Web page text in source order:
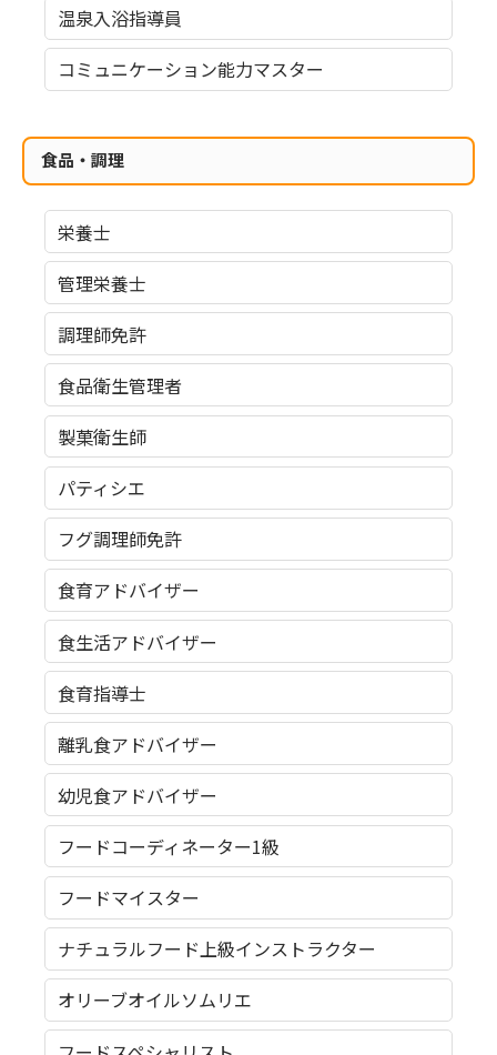
温泉入浴指導員
コミュニケーション能力マスター
食品・調理
栄養士
管理栄養士
調理師免許
食品衛生管理者
製菓衛生師
パティシエ
フグ調理師免許
食育アドバイザー
食生活アドバイザー
食育指導士
離乳食アドバイザー
幼児食アドバイザー
フードコーディネーター1級
フードマイスター
ナチュラルフード上級インストラクター
オリーブオイルソムリエ